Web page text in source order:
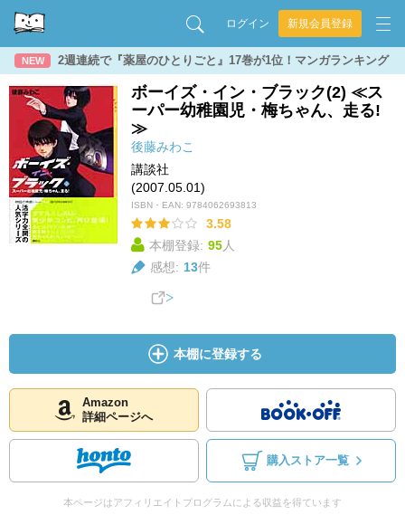
ログイン 新規会員登録
NEW 2週連続で『薬屋のひとりごと』17巻が1位！マンガランキング
ボーイズ・イン・ブラック(2) ≪ス
ーパー幼稚園児・梅ちゃん、走る!
≫
後藤みわこ
講談社
(2007.05.01)
ISBN・EAN: 9784062693813
3.58
本棚登録: 95人
感想: 13件
本棚に登録する
Amazon
詳細ページへ
購入ストア一覧
本ページはアフィリエイトプログラムによる収益を得ています